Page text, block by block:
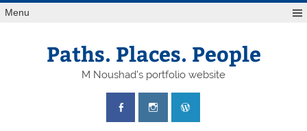
Skip
toMenu
Paths. Places. People
M Noushad's portfolio website